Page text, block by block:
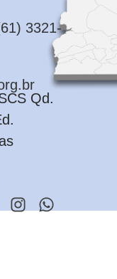
3321-
Qd.